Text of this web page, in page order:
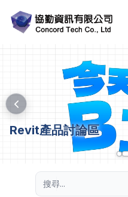
Revit產品討論區